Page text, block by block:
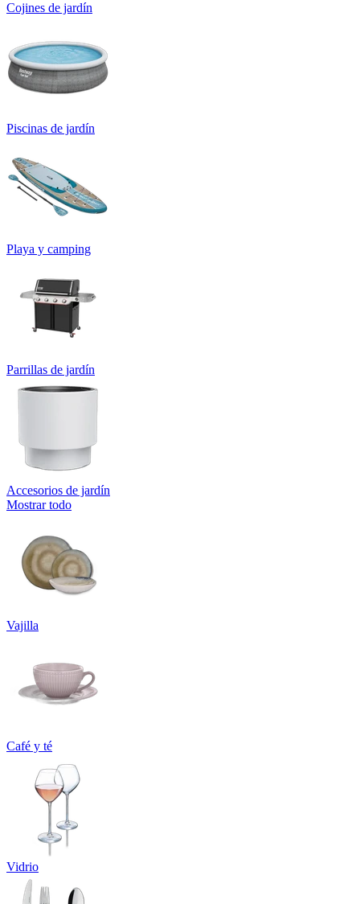
Cojines de jardín
Piscinas de jardín
Playa y camping
Parrillas de jardín
Accesorios de jardín
Mostrar todo
Vajilla
Café y té
Vidrio